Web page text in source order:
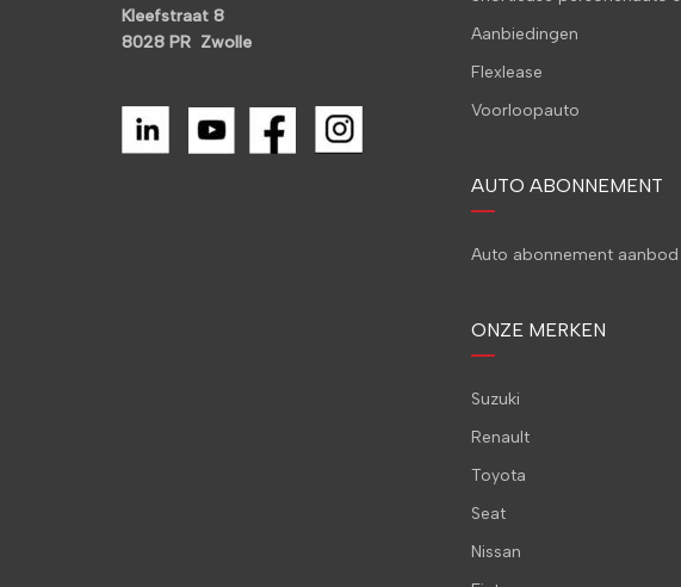
Kleefstraat 8
8028 PR Zwolle
Aanbiedingen
Flexlease
Voorloopauto
AUTO ABONNEMENT
Auto abonnement aanbod
ONZE MERKEN
Suzuki
Renault
Toyota
Seat
Nissan